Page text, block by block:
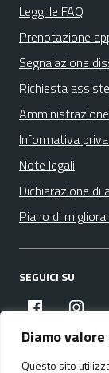
Diamo
Questo sito
Leggi le FAQ
Prenotazione
Segnalazione
Richiesta
Informativa
Note legali
Dichiarazione di
Piano di
SEGUICI SU
facebook